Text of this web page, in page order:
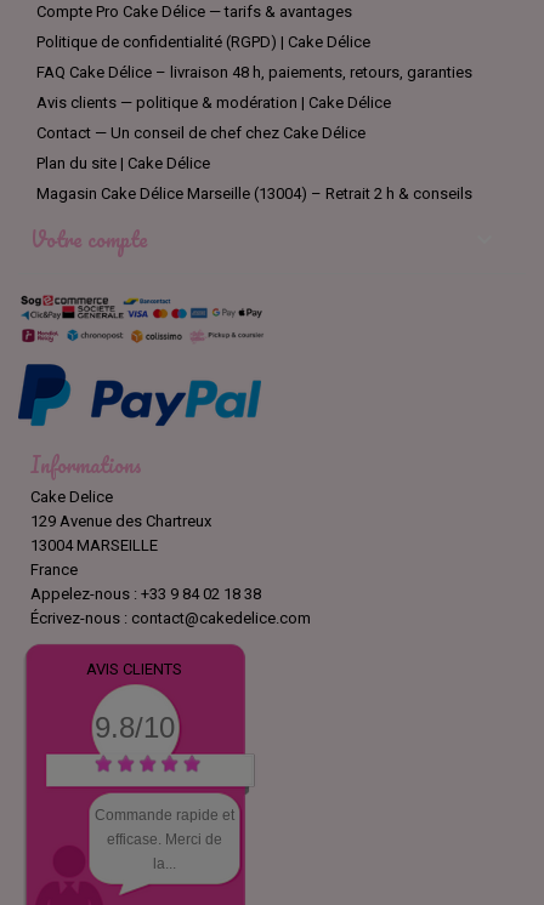
Compte Pro Cake Délice — tarifs & avantages
Politique de confidentialité (RGPD) | Cake Délice
FAQ Cake Délice – livraison 48 h, paiements, retours, garanties
Avis clients — politique & modération | Cake Délice
Contact — Un conseil de chef chez Cake Délice
Plan du site | Cake Délice
Magasin Cake Délice Marseille (13004) – Retrait 2 h & conseils
Votre compte
Informations
Cake Delice
129 Avenue des Chartreux
13004 MARSEILLE
France
Appelez-nous : +33 9 84 02 18 38
Écrivez-nous : contact@cakedelice.com
AVIS CLIENTS
9.8/10
Commande rapide et
efficase. Merci de
la...